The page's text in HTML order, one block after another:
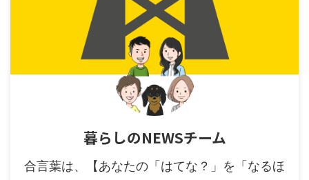
暮らしのNEWSチーム
合言葉は、【あなたの「はてな？」を「なるほ